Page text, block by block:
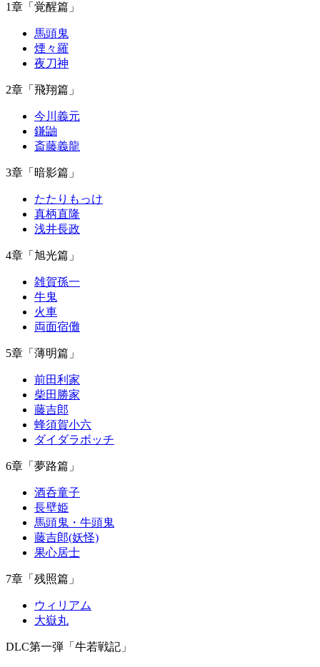
1章「覚醒篇」
馬頭鬼
煙々羅
夜刀神
2章「飛翔篇」
今川義元
鎌鼬
斎藤義龍
3章「暗影篇」
たたりもっけ
真柄直隆
浅井長政
4章「旭光篇」
雑賀孫一
牛鬼
火車
両面宿儺
5章「薄明篇」
前田利家
柴田勝家
藤吉郎
蜂須賀小六
ダイダラボッチ
6章「夢路篇」
酒呑童子
長壁姫
馬頭鬼・牛頭鬼
藤吉郎(妖怪)
果心居士
7章「残照篇」
ウィリアム
大嶽丸
DLC第一弾「牛若戦記」